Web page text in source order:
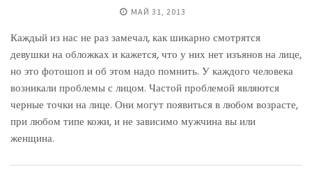
МАЙ 31, 2013
Каждый из нас не раз замечал, как шикарно смотрятся
девушки на обложках и кажется, что у них нет изъянов на лице,
но это фотошоп и об этом надо помнить. У каждого человека
возникали проблемы с лицом. Частой проблемой являются
черные точки на лице. Они могут появиться в любом возрасте,
при любом типе кожи, и не зависимо мужчина вы или
женщина.